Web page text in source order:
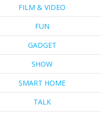
FILM & VIDEO
FUN
GADGET
SHOW
SMART HOME
TALK